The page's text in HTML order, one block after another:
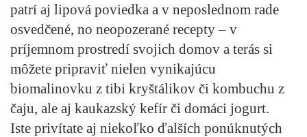
patrí aj lipová poviedka a v neposlednom rade
osvedčené, no neopozerané recepty – v
príjemnom prostredí svojich domov a terás si
môžete pripraviť nielen vynikajúcu
biomalinovku z tibi kryštálikov či kombuchu z
čaju, ale aj kaukazský kefír či domáci jogurt.
Iste privítate aj niekoľko ďalších ponúknutých